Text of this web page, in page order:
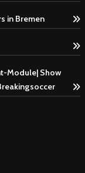
in Bremen
Module| Show